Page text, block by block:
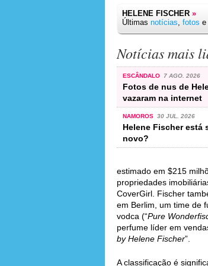
HELENE FISCHER »
Últimas notícias, fotos e
Notícias mais
ESCÂNDALO 7 AGO. 2026
Fotos de nus de
vazaram na internet
NAMOROS 30 JUL. 2026
Helene Fischer está
novo?
estimado em $215
propriedades
CoverGirl. Fischer
em Berlim, um time de
vodca (“Pure
perfume líder em
by Helene Fischer”.
A classificação é